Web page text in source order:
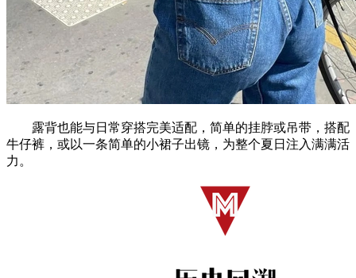
露背也能与日常穿搭完美适配，简单的挂脖或吊带，搭配
牛仔裤，或以一条简单的小裙子出镜，为整个夏日注入满满活
力。